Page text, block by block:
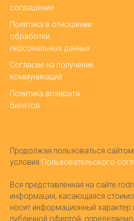
соглашение
Политика в отношении
обработки
персональных данных
Согласие на получение
коммуникаций
Политика возврата
билетов
Продолжая пользоваться
условия Пользовательского
Вся представленная на сайте
информация, касающаяся
носит информационный характер
публичной офертой,